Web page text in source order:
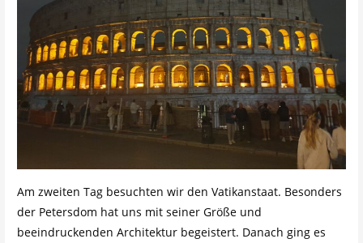
Am zweiten Tag besuchten wir den Vatikanstaat. Besonders
der Petersdom hat uns mit seiner Größe und
beeindruckenden Architektur begeistert. Danach ging es